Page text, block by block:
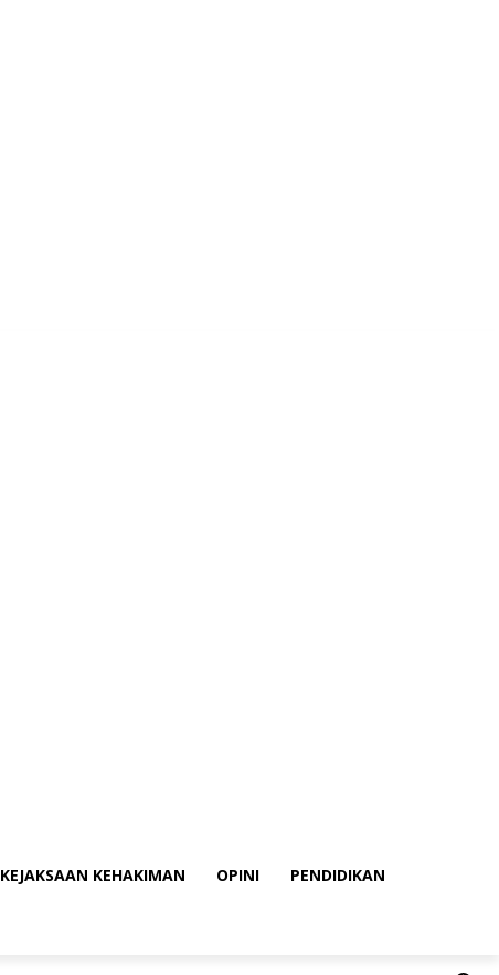
KEJAKSAAN KEHAKIMAN OPINI PENDIDIKAN